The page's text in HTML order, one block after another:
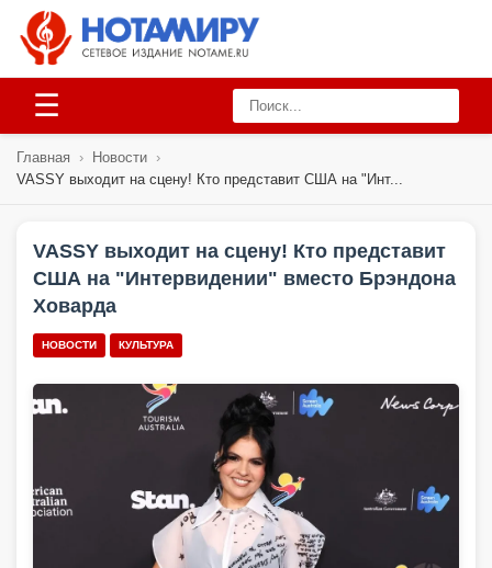
☰
Главная › Новости ›
VASSY выходит на сцену! Кто представит США на "Инт...
VASSY выходит на сцену! Кто представит
США на "Интервидении" вместо Брэндона
Ховарда
НОВОСТИ КУЛЬТУРА